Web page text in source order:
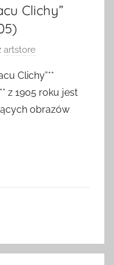
Clichy”
artstore
Clichy”**
z 1905 roku jest
obrazów